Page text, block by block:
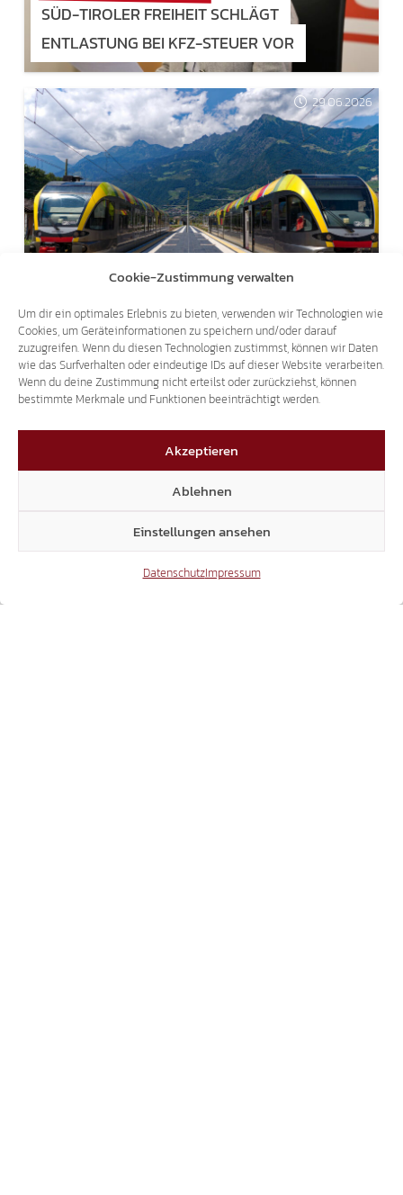
Cookie-Zustimmung verwalten
Um dir ein optimales Erlebnis zu bieten, verwenden wir Technologien wie
Cookies, um Geräteinformationen zu speichern und/oder darauf
zuzugreifen. Wenn du diesen Technologien zustimmst, können wir Daten
wie das Surfverhalten oder eindeutige IDs auf dieser Website verarbeiten.
Wenn du deine Zustimmung nicht erteilst oder zurückziehst, können
bestimmte Merkmale und Funktionen beeinträchtigt werden.
Akzeptieren
Ablehnen
Einstellungen ansehen
DatenschutzImpressum
SÜD-TIROLER FREIHEIT SCHLÄGT
ENTLASTUNG BEI KFZ-STEUER VOR
29.06.2026
SCHRIFTLICHE ANFRAGE